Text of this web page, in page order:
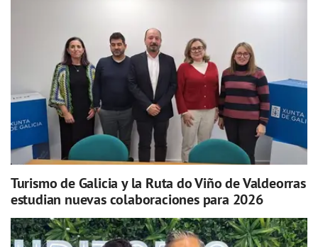
Turismo de Galicia y la Ruta do Viño de Valdeorras
estudian nuevas colaboraciones para 2026